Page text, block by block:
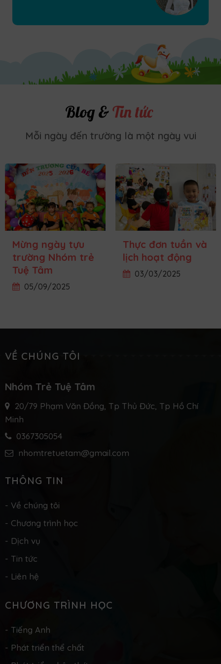
Blog &Tin tức
Mỗi ngày đến trường là một ngày vui
Mừng ngày tựu
trường Nhóm trẻ
Tuệ Tâm
05/09/2025
Thực đơn tuần và
lịch hoạt động
03/03/2025
VỀ CHÚNG TÔI
Nhóm Trẻ Tuệ Tâm
20/79 Phạm Văn Đồng, Tp Thủ Đức, Tp Hồ Chí
Minh
0367305054
nhomtretuetam@gmail.com
THÔNG TIN
- Về chúng tôi
- Chương trình học
- Dịch vụ
- Tin tức
- Liên hệ
CHƯƠNG TRÌNH HỌC
- Tiếng Anh
- Phát triển thể chất